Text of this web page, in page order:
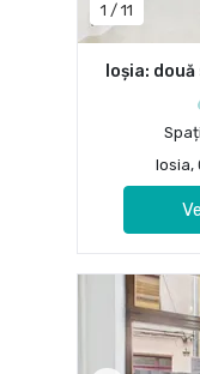
1 / 11
Ioșia:
Iosia,